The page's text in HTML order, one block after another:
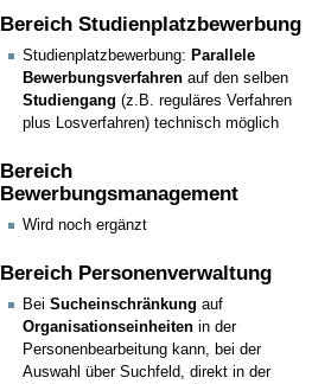
Bereich Studienplatzbewerbung
Studienplatzbewerbung: Parallele
Bewerbungsverfahrenauf den selben
Studiengang (z.B. reguläres Verfahren
plus Losverfahren) technisch möglich
Bereich
Bewerbungsmanagement
Wird noch ergänzt
Bereich Personenverwaltung
Bei Sucheinschränkung auf
Organisationseinheitenin der
Personenbearbeitung kann, bei der
Auswahl über Suchfeld, direkt in der